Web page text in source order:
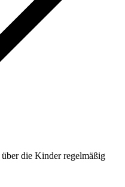
die Kinder regelmäßig